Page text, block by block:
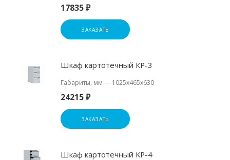
17835 ₽
ЗАКАЗАТЬ
Шкаф картотечный КР-3
Габариты, мм — 1025х465х630
24215 ₽
ЗАКАЗАТЬ
Шкаф картотечный КР-4